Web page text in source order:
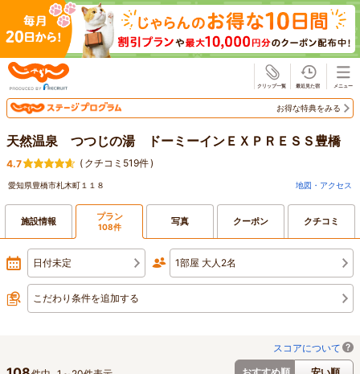
お得な特典をみる
天然温泉 つつじの湯 ドーミーインＥＸＰＲＥＳＳ豊橋
4.7 ( クチコミ519件)
愛知県豊橋市札木町１１８ 地図・アクセス
施設情報 プラン
108件 写真 クーポン クチコミ
日付未定 1部屋 大人2名
こだわり条件を追加する
スコアについて